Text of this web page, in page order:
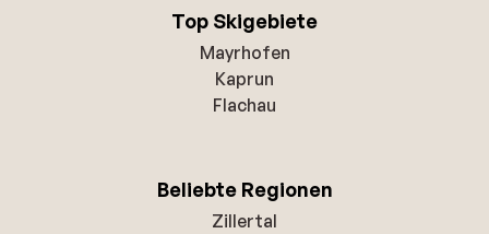
Top Skigebiete
Mayrhofen
Kaprun
Flachau
Beliebte Regionen
Zillertal